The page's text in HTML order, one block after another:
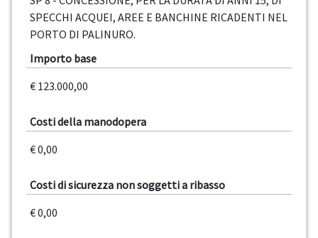
SPECCHI ACQUEI, AREE E BANCHINE RICADENTI NEL
PORTO DI PALINURO.
Importo base
€ 123.000,00
Costi della manodopera
€ 0,00
Costi di sicurezza non soggetti a ribasso
€ 0,00